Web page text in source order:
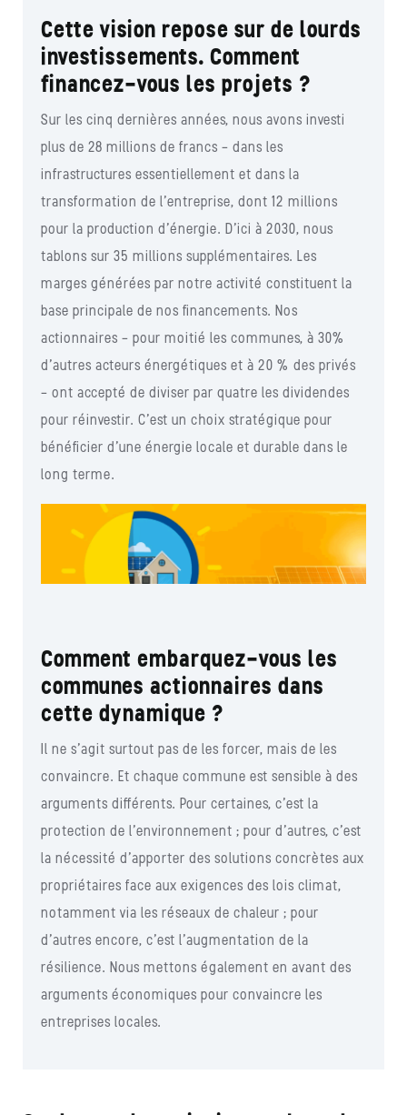
Cette vision repose sur de lourds
investissements. Comment
financez-vous les projets ?
Sur les cinq dernières années, nous avons investi
plus de 28 millions de francs – dans les
infrastructures essentiellement et dans la
transformation de l’entreprise, dont 12 millions
pour la production d’énergie. D’ici à 2030, nous
tablons sur 35 millions supplémentaires. Les
marges générées par notre activité constituent la
base principale de nos financements. Nos
actionnaires – pour moitié les communes, à 30%
d’autres acteurs énergétiques et à 20 % des privés
– ont accepté de diviser par quatre les dividendes
pour réinvestir. C’est un choix stratégique pour
bénéficier d’une énergie locale et durable dans le
long terme.
Comment embarquez-vous les
communes actionnaires dans
cette dynamique ?
Il ne s’agit surtout pas de les forcer, mais de les
convaincre. Et chaque commune est sensible à des
arguments différents. Pour certaines, c’est la
protection de l’environnement ; pour d’autres, c’est
la nécessité d’apporter des solutions concrètes aux
propriétaires face aux exigences des lois climat,
notamment via les réseaux de chaleur ; pour
d’autres encore, c’est l’augmentation de la
résilience. Nous mettons également en avant des
arguments économiques pour convaincre les
entreprises locales.